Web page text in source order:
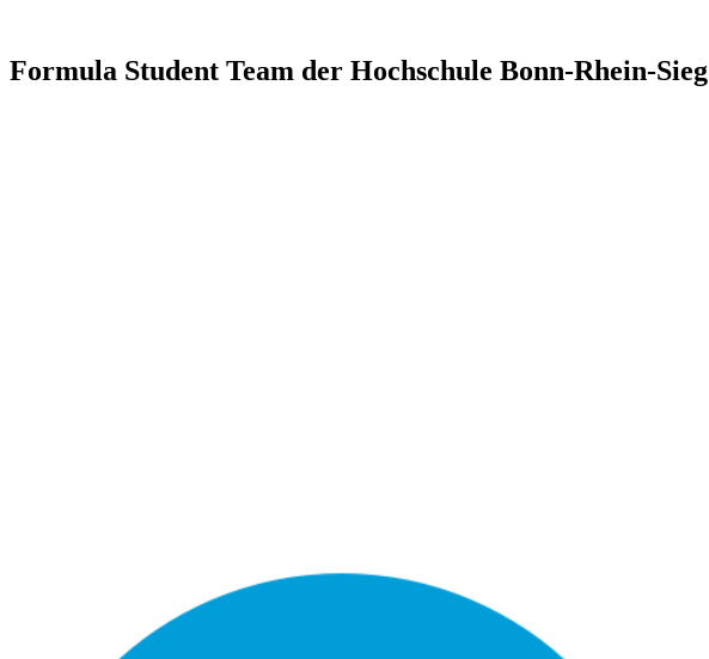
Formula Student Team der Hochschule Bonn-Rhein-Sieg